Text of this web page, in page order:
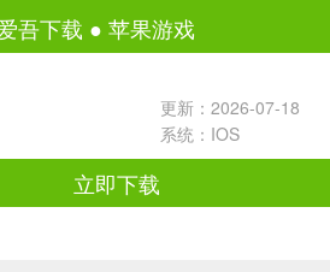
吾下载 ● 苹果游戏
更新：2026-07-18
系统：IOS
立即下载